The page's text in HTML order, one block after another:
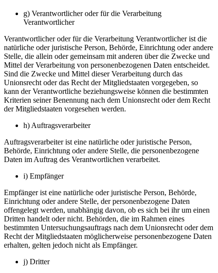
g) Verantwortlicher oder für die Verarbeitung
Verantwortlicher
Verantwortlicher oder für die Verarbeitung Verantwortlicher ist die
natürliche oder juristische Person, Behörde, Einrichtung oder andere
Stelle, die allein oder gemeinsam mit anderen über die Zwecke und
Mittel der Verarbeitung von personenbezogenen Daten entscheidet.
Sind die Zwecke und Mittel dieser Verarbeitung durch das
Unionsrecht oder das Recht der Mitgliedstaaten vorgegeben, so
kann der Verantwortliche beziehungsweise können die bestimmten
Kriterien seiner Benennung nach dem Unionsrecht oder dem Recht
der Mitgliedstaaten vorgesehen werden.
h) Auftragsverarbeiter
Auftragsverarbeiter ist eine natürliche oder juristische Person,
Behörde, Einrichtung oder andere Stelle, die personenbezogene
Daten im Auftrag des Verantwortlichen verarbeitet.
i) Empfänger
Empfänger ist eine natürliche oder juristische Person, Behörde,
Einrichtung oder andere Stelle, der personenbezogene Daten
offengelegt werden, unabhängig davon, ob es sich bei ihr um einen
Dritten handelt oder nicht. Behörden, die im Rahmen eines
bestimmten Untersuchungsauftrags nach dem Unionsrecht oder dem
Recht der Mitgliedstaaten möglicherweise personenbezogene Daten
erhalten, gelten jedoch nicht als Empfänger.
j) Dritter